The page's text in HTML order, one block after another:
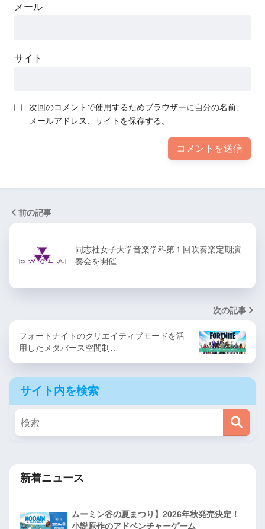
メール
サイト
次回のコメントで使用するためブラウザーに自分の名前、
メールアドレス、サイトを保存する。
前の記事
同志社女子大学音楽学科第１回吹奏楽定期演
奏会を開催
次の記事
フォートナイトのクリエイティブモードを活
用したメタバース空間制…
サイト内を検索
新着ニュース
ムーミン谷の夏まつり】2026年秋発売決定！
小説原作のアドベンチャーゲーム